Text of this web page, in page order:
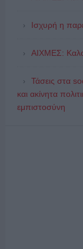
Ισχυρή η
ΑΙΧΜΕΣ:
Τάσεις στα
και ακίνητα
εμπιστοσύνη